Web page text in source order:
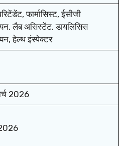
फार्मासिस्ट, ईसीजी
लैब असिस्टेंट, डायलिसिस
हेल्थ इंस्पेक्टर
2026